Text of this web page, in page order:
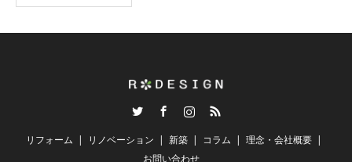
InstagramRSS
リフォーム リノベーション 新築 コラム
理念・会社概要
お問い合わせ